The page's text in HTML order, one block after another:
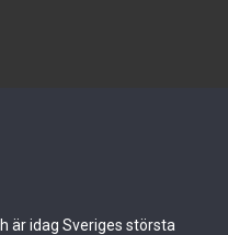
är idag Sveriges största